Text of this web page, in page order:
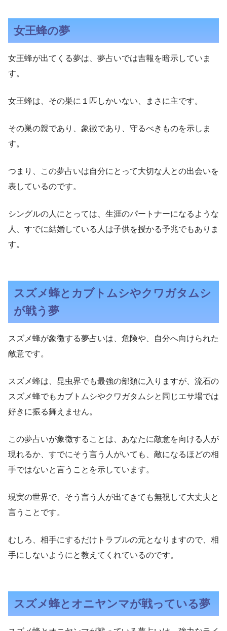
女王蜂の夢
女王蜂が出てくる夢は、夢占いでは吉報を暗示していま
す。
女王蜂は、その巣に１匹しかいない、まさに主です。
その巣の親であり、象徴であり、守るべきものを示しま
す。
つまり、この夢占いは自分にとって大切な人との出会いを
表しているのです。
シングルの人にとっては、生涯のパートナーになるような
人、すでに結婚している人は子供を授かる予兆でもありま
す。
スズメ蜂とカブトムシやクワガタムシ
が戦う夢
スズメ蜂が象徴する夢占いは、危険や、自分へ向けられた
敵意です。
スズメ蜂は、昆虫界でも最強の部類に入りますが、流石の
スズメ蜂でもカブトムシやクワガタムシと同じエサ場では
好きに振る舞えません。
この夢占いが象徴することは、あなたに敵意を向ける人が
現れるか、すでにそう言う人がいても、敵になるほどの相
手ではないと言うことを示しています。
現実の世界で、そう言う人が出てきても無視して大丈夫と
言うことです。
むしろ、相手にするだけトラブルの元となりますので、相
手にしないようにと教えてくれているのです。
スズメ蜂とオニヤンマが戦っている夢